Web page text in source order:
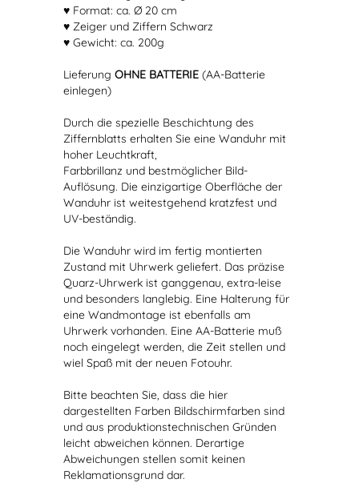
♥ Format: ca. Ø 20 cm
♥ Zeiger und Ziffern Schwarz
♥ Gewicht: ca. 200g
Lieferung OHNE BATTERIE (AA-Batterie
einlegen)
Durch die spezielle Beschichtung des
Ziffernblatts erhalten Sie eine Wanduhr mit
hoher Leuchtkraft,
Farbbrillanz und bestmöglicher Bild-
Auflösung. Die einzigartige Oberfläche der
Wanduhr ist weitestgehend kratzfest und
UV-beständig.
Die Wanduhr wird im fertig montierten
Zustand mit Uhrwerk geliefert. Das präzise
Quarz-Uhrwerk ist ganggenau, extra-leise
und besonders langlebig. Eine Halterung für
eine Wandmontage ist ebenfalls am
Uhrwerk vorhanden. Eine AA-Batterie muß
noch eingelegt werden, die Zeit stellen und
wiel Spaß mit der neuen Fotouhr.
Bitte beachten Sie, dass die hier
dargestellten Farben Bildschirmfarben sind
und aus produktionstechnischen Gründen
leicht abweichen können. Derartige
Abweichungen stellen somit keinen
Reklamationsgrund dar.